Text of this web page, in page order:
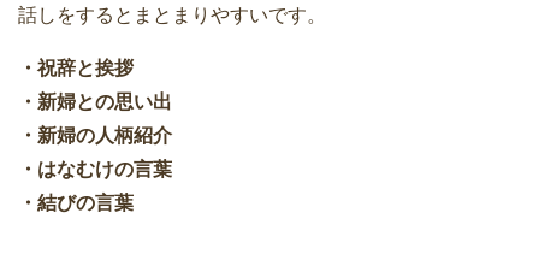
話しをするとまとまりやすいです。
・祝辞と挨拶
・新婦との思い出
・新婦の人柄紹介
・はなむけの言葉
・結びの言葉